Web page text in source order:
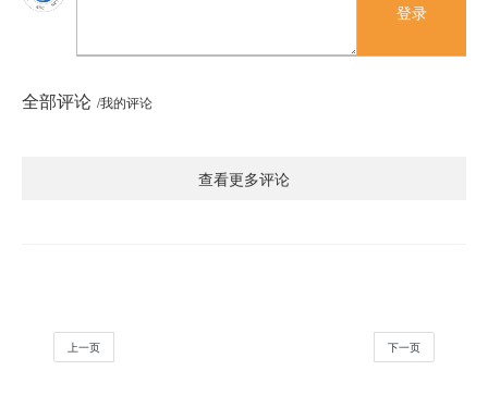
登录
全部评论 /我的评论
查看更多评论
上一页 下一页